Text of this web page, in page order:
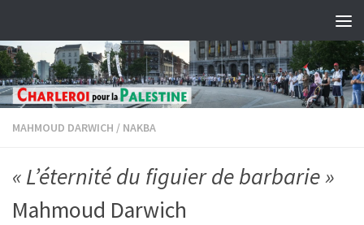
MAHMOUD DARWICH / NAKBA
« L’éternité du figuier de barbarie »
Mahmoud Darwich